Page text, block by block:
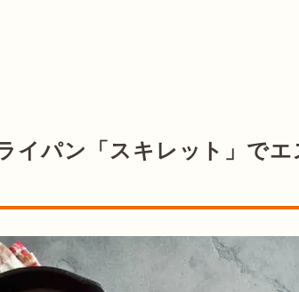
イパン「スキレット」で